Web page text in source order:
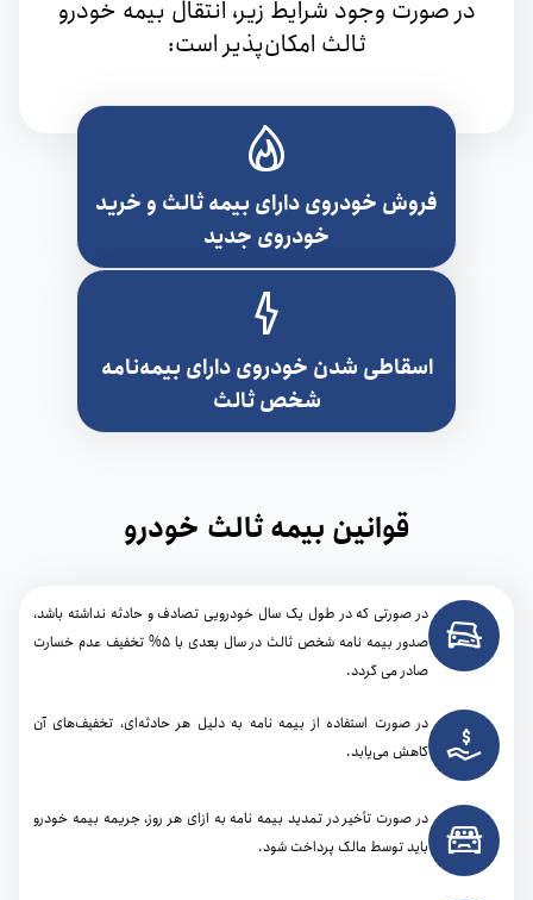
در صورت وجود شرایط زیر، انتقال بیمه خودرو
ثالث امکان‌پذیر است:
فروش خودروی دارای ‌بیمه‌ ثالث و خرید
خودروی جدید
اسقاطی شدن خودروی دارای ‌بیمه‌نامه
شخص ثالث
قوانین بیمه ثالث خودرو
در صورتی که در طول یک سال خودرویی تصادف و حادثه‌ نداشته باشد،
صدور بیمه نامه شخص ثالث در سال بعدی با 5% تخفیف عدم خسارت
صادر می گردد.
در صورت استفاده از بیمه نامه به دلیل هر حادثه‌ای، تخفیف‌های آن
کاهش می‌یابد.
در صورت تأخیر در تمدید بیمه‌ نامه به ازای هر روز، جریمه بیمه خودرو
باید توسط مالک پرداخت شود.